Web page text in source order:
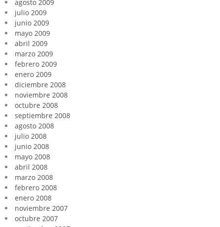
agosto 2009
julio 2009
junio 2009
mayo 2009
abril 2009
marzo 2009
febrero 2009
enero 2009
diciembre 2008
noviembre 2008
octubre 2008
septiembre 2008
agosto 2008
julio 2008
junio 2008
mayo 2008
abril 2008
marzo 2008
febrero 2008
enero 2008
noviembre 2007
octubre 2007